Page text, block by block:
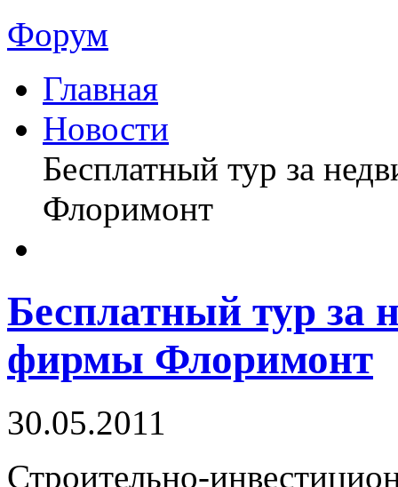
Форум
Главная
Новости
Бесплатный тур за
Флоримонт
Бесплатный тур за
фирмы Флоримонт
30.05.2011
Строительно-